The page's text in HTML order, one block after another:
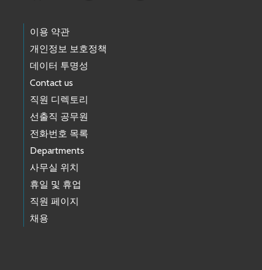
이용 약관
개인정보 보호정책
데이터 투명성
Contact us
직원 디렉토리
선출직 공무원
전화번호 목록
Departments
사무실 위치
휴일 및 휴업
직원 페이지
채용